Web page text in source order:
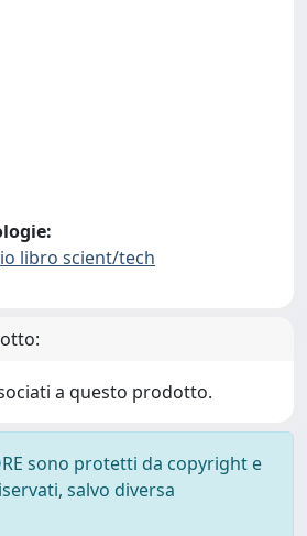
libro scient/tech
a questo prodotto.
sono protetti da copyright e
salvo diversa